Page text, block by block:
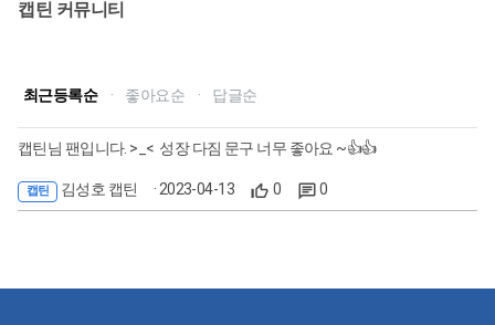
캡틴 커뮤니티
최근등록순 · 좋아요순 · 답글순
캡틴님 팬입니다. >_< 성장 다짐 문구 너무 좋아요 ~👍👍
캡틴 김성호 캡틴 · 2023-04-13 0 0